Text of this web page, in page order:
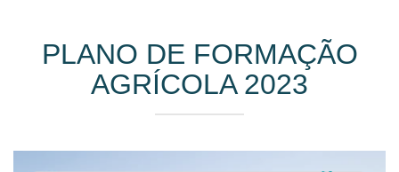
PLANO DE FORMAÇÃO
AGRÍCOLA 2023